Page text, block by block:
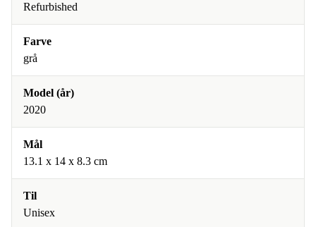
Refurbished
Farve
grå
Model (år)
2020
Mål
13.1 x 14 x 8.3 cm
Til
Unisex